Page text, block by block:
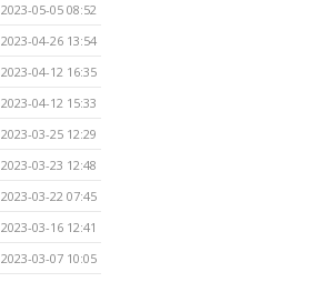
2023-05-05 08:52
2023-04-26 13:54
2023-04-12 16:35
2023-04-12 15:33
2023-03-25 12:29
2023-03-23 12:48
2023-03-22 07:45
2023-03-16 12:41
2023-03-07 10:05